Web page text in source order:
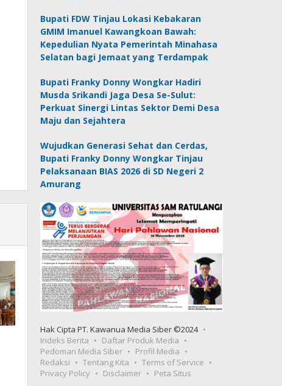
Bupati FDW Tinjau Lokasi Kebakaran
GMIM Imanuel Kawangkoan Bawah:
Kepedulian Nyata Pemerintah Minahasa
Selatan bagi Jemaat yang Terdampak
Bupati Franky Donny Wongkar Hadiri
Musda Srikandi Jaga Desa Se-Sulut:
Perkuat Sinergi Lintas Sektor Demi Desa
Maju dan Sejahtera
Wujudkan Generasi Sehat dan Cerdas,
Bupati Franky Donny Wongkar Tinjau
Pelaksanaan BIAS 2026 di SD Negeri 2
Amurang
Hak Cipta PT. Kawanua Media Siber ©2024
Indeks Berita
Daftar Produk Media
Pedoman Media Siber
Profil Media
Redaksi
Tentang Kita
Terms of Service
Privacy Policy
Disclaimer Peta Situs